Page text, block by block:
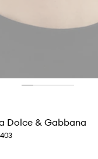
Dolce & Gabbana